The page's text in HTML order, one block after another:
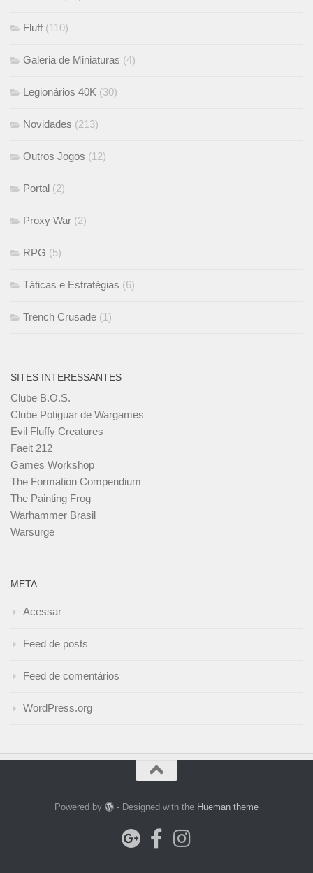
Fluff (110)
Galeria de Miniaturas (4)
Legionários 40K (30)
Novidades (213)
Outros Jogos (12)
Portal (2)
Proxy War (2)
RPG (5)
Táticas e Estratégias (6)
Trench Crusade (1)
SITES INTERESSANTES
Clube B.O.S.
Clube Potiguar de Wargames
Evil Fluffy Creatures
Faeit 212
Games Workshop
The Formation Compendium
The Painting Frog
Warhammer Brasil
Warsurge
META
Acessar
Feed de posts
Feed de comentários
WordPress.org
Powered by - Designed with the Hueman theme